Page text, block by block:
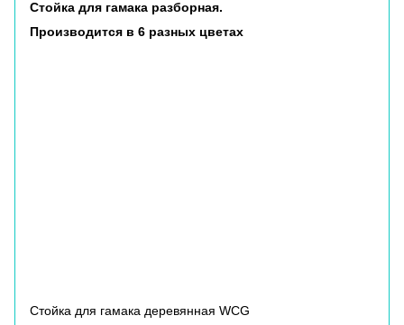
Стойка для гамака разборная.
Производится в 6 разных цветах
Стойка для гамака деревянная WCG